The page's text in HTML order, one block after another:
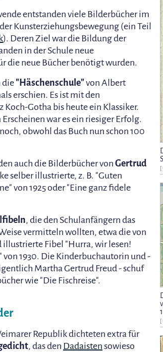
entstanden viele Bilderbücher im
Kunsterziehungsbewegung (ein Teil
). Deren Ziel war die Bildung der
in der Schule neue
die neue Bücher benötigt wurden.
die "Häschenschule"von Albert
erschien. Es ist mit den
Koch-Gotha bis heute ein Klassiker.
war es ein riesiger Erfolg.
obwohl das Buch nun schon 100
auch die Bilderbücher von Gertrud
selber illustrierte, z. B. "Guten
von 1925 oder "Eine ganz fidele
, die den Schulanfängern das
vermitteln wollten, etwa die von
illustrierte Fibel "Hurra, wir lesen!
von 1930. Die Kinderbuchautorin und -
Martha Gertrud Freud - schuf
wie "Die Fischreise".
Republik dichteten extra für
, das den Dadaisten sowieso